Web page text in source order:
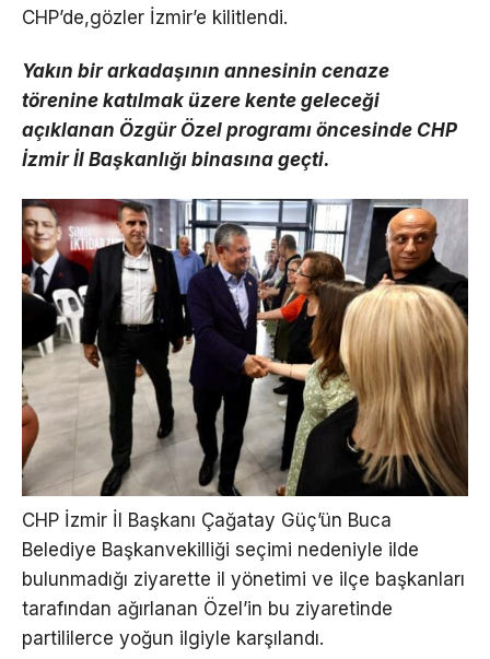
CHP’de,gözler İzmir’e kilitlendi.
Yakın bir arkadaşının annesinin cenaze
törenine katılmak üzere kente geleceği
açıklanan Özgür Özel programı öncesinde CHP
İzmir İl Başkanlığı binasına geçti.
CHP İzmir İl Başkanı Çağatay Güç’ün Buca
Belediye Başkanvekilliği seçimi nedeniyle ilde
bulunmadığı ziyarette il yönetimi ve ilçe başkanları
tarafından ağırlanan Özel’in bu ziyaretinde
partililerce yoğun ilgiyle karşılandı.